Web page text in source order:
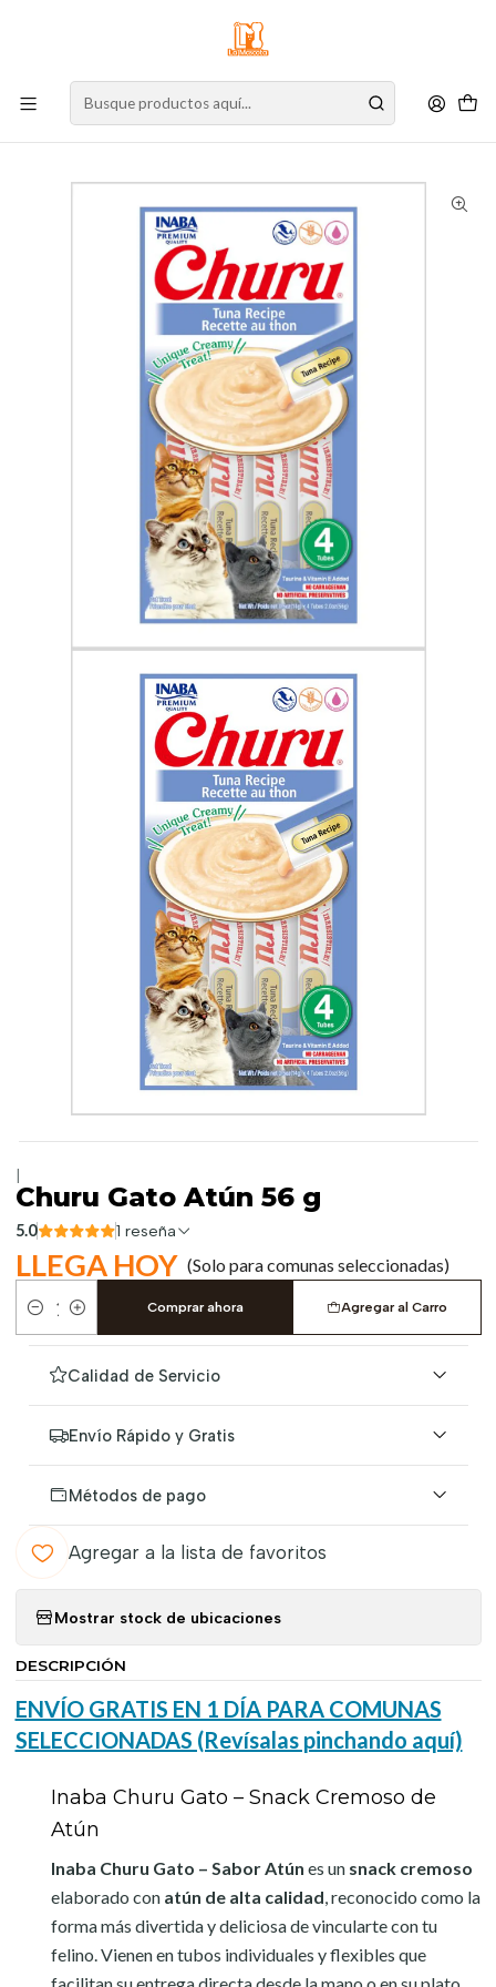
Nuestro stock online es independiente de la tienda física.
Compre por la web para garantizar sus productos y espere nuestra
Inicio Gato Alimento para Gatos
Cremosos
Churu Gato Atún 56 g
Churu Gato Atún 56 g
5.0 1 reseña
LLEGA HOY (Solo para comunas seleccionadas)
Cantidad
Agregar al Carro
Comprar ahora
Calidad de Servicio
Envío Rápido y Gratis
Métodos de pago
Agregar a la lista de favoritos
Mostrar stock de ubicaciones
DESCRIPCIÓN
ENVÍO GRATIS EN 1 DÍA PARA COMUNAS
SELECCIONADAS (Revísalas pinchando aquí)
Inaba Churu Gato – Snack Cremoso de
Atún
Inaba Churu Gato – Sabor Atún es un snack cremoso
elaborado con atún de alta calidad, reconocido como la
forma más divertida y deliciosa de vincularte con tu
felino. Vienen en tubos individuales y flexibles que